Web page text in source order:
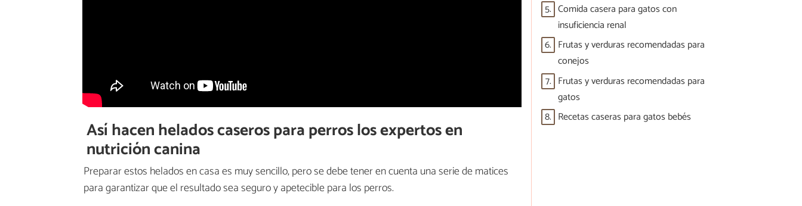
Así hacen helados caseros para perros los expertos en
nutrición canina
Preparar estos helados en casa es muy sencillo, pero se debe tener en cuenta una serie de matices
para garantizar que el resultado sea seguro y apetecible para los perros.
5. Comida casera para gatos con
insuficiencia renal
6. Frutas y verduras recomendadas para
conejos
7. Frutas y verduras recomendadas para
gatos
8. Recetas caseras para gatos bebés